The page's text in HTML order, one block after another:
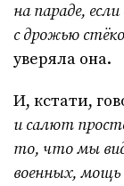
на параде,
с дрожью
уверяла она.
И, кстати,
и салют
то, что мы
военных, мощь